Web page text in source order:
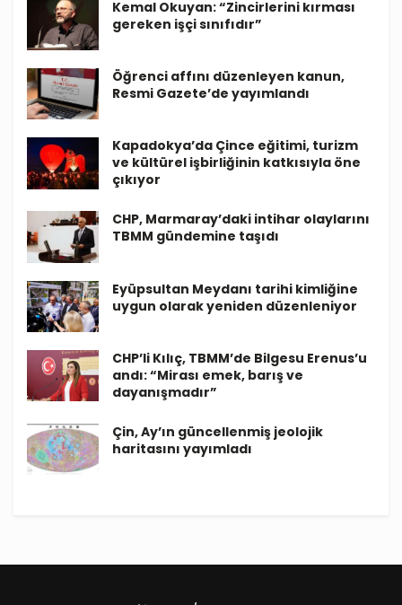
Kemal Okuyan: “Zincirlerini kırması
gereken işçi sınıfıdır”
Öğrenci affını düzenleyen kanun,
Resmi Gazete’de yayımlandı
Kapadokya’da Çince eğitimi, turizm
ve kültürel işbirliğinin katkısıyla öne
çıkıyor
CHP, Marmaray’daki intihar olaylarını
TBMM gündemine taşıdı
Eyüpsultan Meydanı tarihi kimliğine
uygun olarak yeniden düzenleniyor
CHP’li Kılıç, TBMM’de Bilgesu Erenus’u
andı: “Mirası emek, barış ve
dayanışmadır”
Çin, Ay’ın güncellenmiş jeolojik
haritasını yayımladı